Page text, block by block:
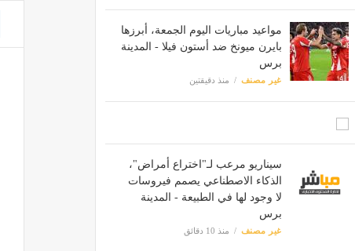
مواعيد مباريات اليوم الجمعة، أبرزها
بايرن ميونخ ضد أستون فيلا - المدينة
برس
غير مصنف منذ دقيقتين
سيناريو مرعب لـ"اختراع أمراض"،
الذكاء الاصطناعي يصمم فيروسات
لا وجود لها في الطبيعة - المدينة
برس
غير مصنف منذ 10 دقائق